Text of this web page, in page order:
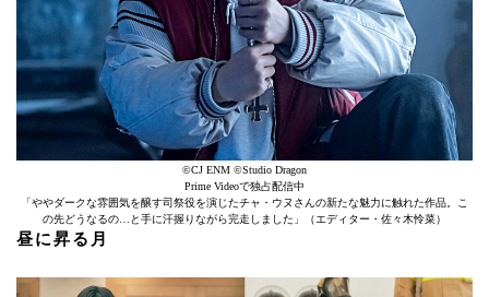
©CJ ENM ©Studio Dragon
Prime Videoで独占配信中
「ややダークな雰囲気を醸す司祭役を演じたチャ・ウヌさんの新たな魅力に触れた作品。こ
の先どうなるの…と手に汗握りながら完走しました」（エディター・佐々木怜菜）
昼に昇る月